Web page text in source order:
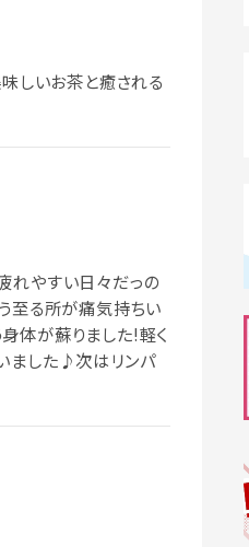
しいお茶と癒される
れやすい日々だっの
至る所が痛気持ちい
体が蘇りました!軽く
ました♪次はリンパ